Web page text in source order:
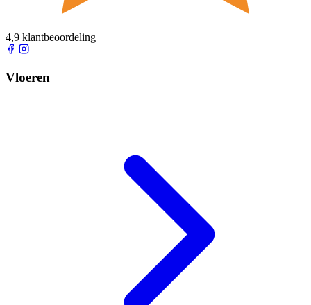
4,9 klantbeoordeling
Vloeren